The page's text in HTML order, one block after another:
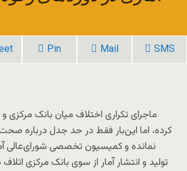
Pin Mail SMS
ماجرای تکراری اختلاف میان بانک مرکزی و
کرده، اما این‌بار فقط در حد جدل درباره
نمانده و کمیسیون تخصصی شورای‌عالی
تولید و انتشار آمار از سوی بانک مرکزی